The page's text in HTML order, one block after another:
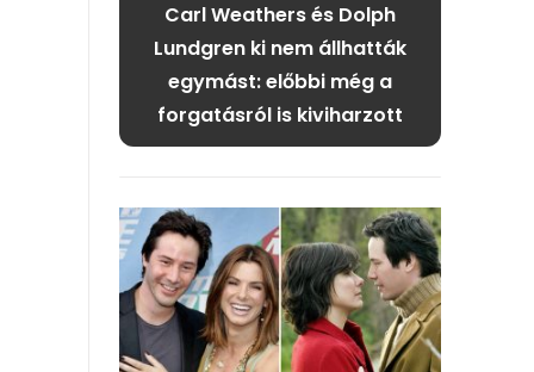
Carl Weathers és Dolph
Lundgren ki nem állhatták
egymást: előbbi még a
forgatásról is kiviharzott